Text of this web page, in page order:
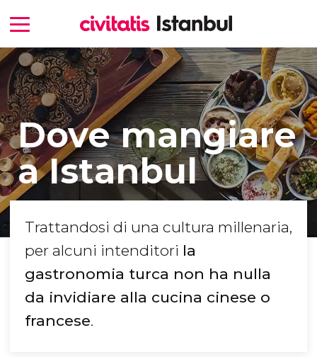
Dove mangiare
a Istanbul
Trattandosi di una cultura millenaria,
per alcuni intenditori la
gastronomia turca non ha nulla
da invidiare alla cucina cinese o
francese.